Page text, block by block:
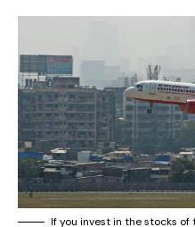
If you invest in the stocks